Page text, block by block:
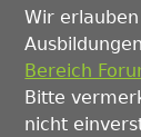
Wir
Bereich
Bitte
nicht